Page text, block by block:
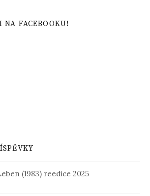
NA FACEBOOKU!
(1983) reedice 2025